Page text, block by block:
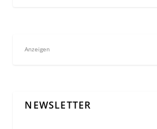
Anzeigen
NEWSLETTER